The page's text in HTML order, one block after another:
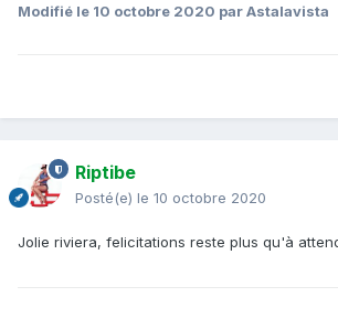
Modifié le 10 octobre 2020 par Astalavista
Riptibe
Posté(e) le 10 octobre 2020
Jolie riviera, felicitations reste plus qu'à